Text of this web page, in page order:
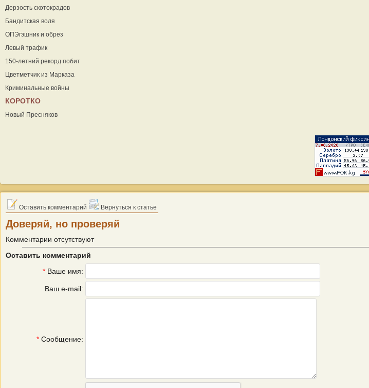
Дерзость скотокрадов
Бандитская воля
ОПЭгэшник и обрез
Левый трафик
150-летний рекорд побит
Цветметчик из Марказа
Криминальные войны
КОРОТКО
Новый Пресняков
Оставить комментарий Вернуться к статье
Доверяй, но проверяй
Комментарии отсутствуют
Оставить комментарий
* Ваше имя:
Ваш e-mail:
* Сообщение: